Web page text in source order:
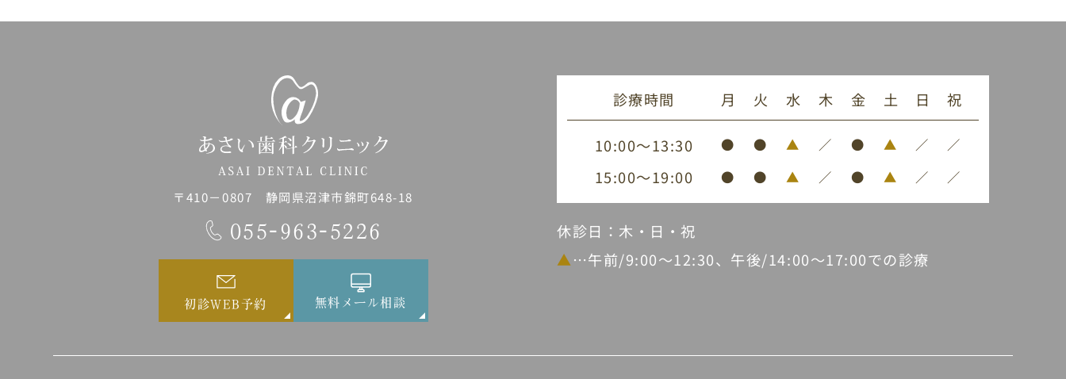
〒410－0807 静岡県沼津市錦町648-18
055-963-5226
初診WEB予約 無料メール相談
診療時間 月 火 水 木 金 土 日 祝
10:00～13:30 ● ● ▲ ／ ● ▲ ／ ／
15:00～19:00 ● ● ▲ ／ ● ▲ ／ ／
休診日：木・日・祝
▲…午前/9:00～12:30、午後/14:00～17:00での診療